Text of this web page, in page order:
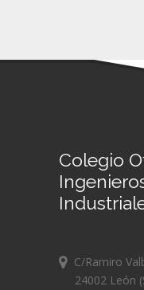
Colegio
C/Ramiro
24002 León